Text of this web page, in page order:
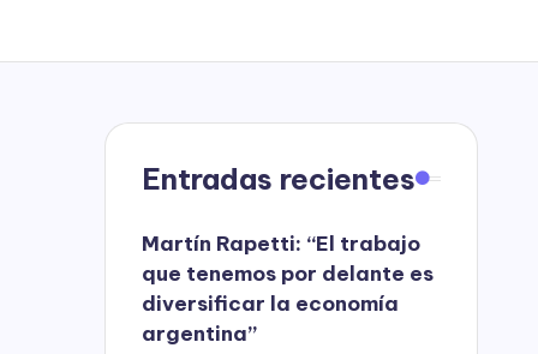
Entradas recientes
Martín Rapetti: “El trabajo
que tenemos por delante es
diversificar la economía
argentina”